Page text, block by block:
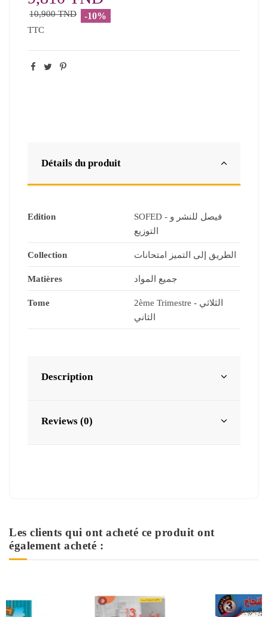
10,900 TND -10%
TTC
Détails du produit
Edition
SOFED - فيصل للنشر و
التوزيع
Collection الطريق إلى التميز امتحانات
Matières جميع المواد
Tome
2ème Trimestre - الثلاثي
الثاني
Description
Reviews (0)
Les clients qui ont acheté ce produit ont
également acheté :